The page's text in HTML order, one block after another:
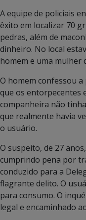
A equipe de policiais
êxito em localizar 70
pedras, além de
dinheiro. No local
homem e uma mulher
O homem confessou
que os entorpecentes
companheira não
que realmente havia
o usuário.
O suspeito, de 27
cumprindo pena por
conduzido para a
flagrante delito. O
para consumo. O
legal e encaminhado